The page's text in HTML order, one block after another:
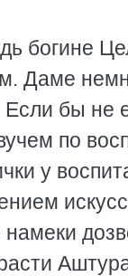
богине
Даме
бы не
по
у